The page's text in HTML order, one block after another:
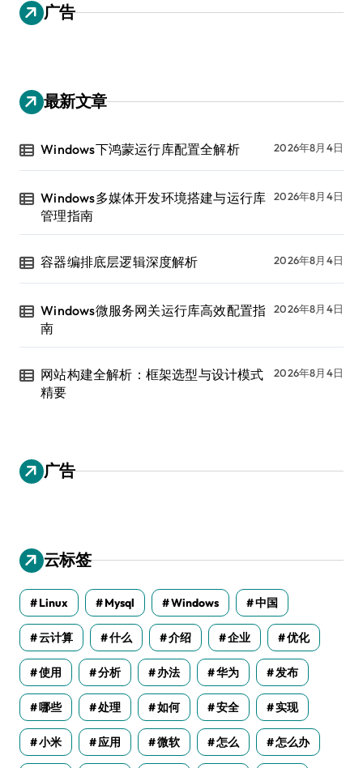
广告
最新文章
Windows下鸿蒙运行库配置全解析 2026年8月4日
Windows多媒体开发环境搭建与运行库
管理指南
2026年8月4日
容器编排底层逻辑深度解析 2026年8月4日
Windows微服务网关运行库高效配置指
南
2026年8月4日
网站构建全解析：框架选型与设计模式
精要
2026年8月4日
广告
云标签
Linux Mysql Windows 中国
云计算 什么 介绍 企业 优化
使用 分析 办法 华为 发布
哪些 处理 如何 安全 实现
小米 应用 微软 怎么 怎么办